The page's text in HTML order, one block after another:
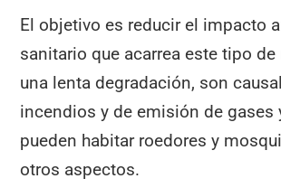
El objetivo es reducir el impacto
sanitario que acarrea este tipo
una lenta degradación, son
incendios y de emisión de gases
pueden habitar roedores y
otros aspectos.